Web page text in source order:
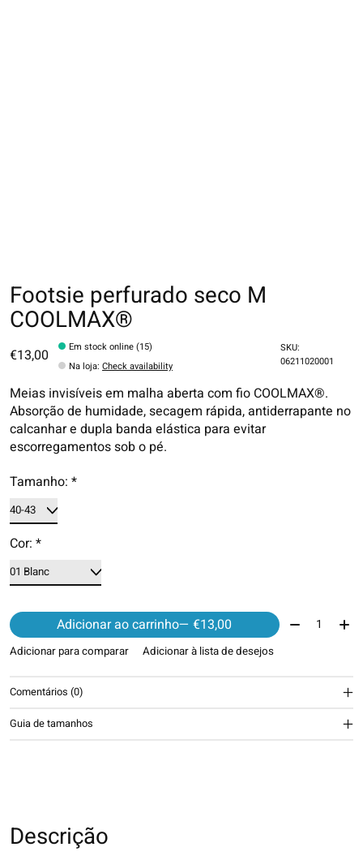
Footsie perfurado seco M
COOLMAX®
€13,00
Em stock online (15)
Na loja:Check availability
SKU:
06211020001
Meias invisíveis em malha aberta com fio COOLMAX®.
Absorção de humidade, secagem rápida, antiderrapante no
calcanhar e dupla banda elástica para evitar
escorregamentos sob o pé.
Tamanho: *
Cor: *
Adicionar ao carrinho — €13,00 Quantidade:
Adicionar para comparar Adicionar à lista de desejos
Comentários (0)
Guia de tamanhos
Descrição